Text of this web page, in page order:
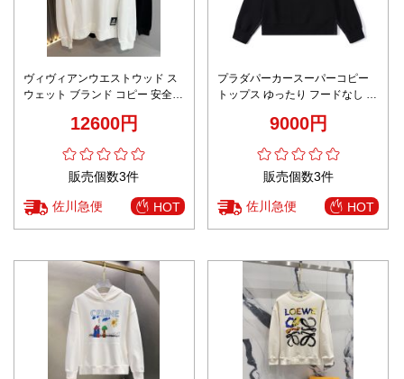
ヴィヴィアンウエストウッド ス
ウェット ブランド コピー 安全通
兼用 快適な着心地 高再現度
12600円
販売個数3件
佐川急便 HOT
プラダパーカースーパーコピー
トップス ゆったり フードなし や
9000円
販売個数3件
佐川急便 HOT